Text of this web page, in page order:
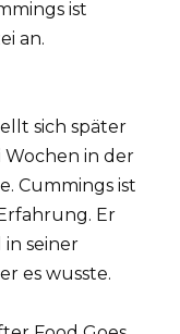
ist
an.
sich später
Wochen in der
Cummings ist
Er
in seiner
es wusste.